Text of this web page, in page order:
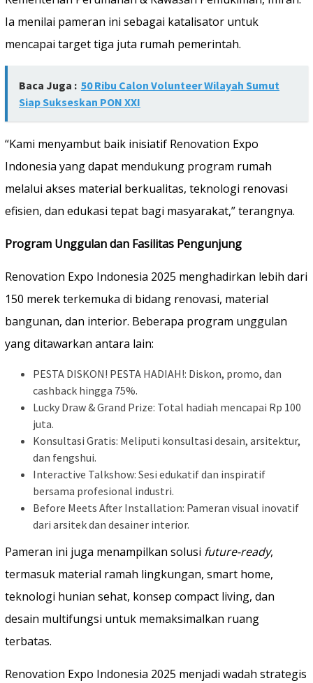
Ia menilai pameran ini sebagai katalisator untuk
mencapai target tiga juta rumah pemerintah.
Baca Juga : 50 Ribu Calon Volunteer Wilayah Sumut
Siap Sukseskan PON XXI
“Kami menyambut baik inisiatif Renovation Expo
Indonesia yang dapat mendukung program rumah
melalui akses material berkualitas, teknologi renovasi
efisien, dan edukasi tepat bagi masyarakat,” terangnya.
Program Unggulan dan Fasilitas Pengunjung
Renovation Expo Indonesia 2025 menghadirkan lebih dari
150 merek terkemuka di bidang renovasi, material
bangunan, dan interior. Beberapa program unggulan
yang ditawarkan antara lain:
PESTA DISKON! PESTA HADIAH!: Diskon, promo, dan
cashback hingga 75%.
Lucky Draw & Grand Prize: Total hadiah mencapai Rp 100
juta.
Konsultasi Gratis: Meliputi konsultasi desain, arsitektur,
dan fengshui.
Interactive Talkshow: Sesi edukatif dan inspiratif
bersama profesional industri.
Before Meets After Installation: Pameran visual inovatif
dari arsitek dan desainer interior.
Pameran ini juga menampilkan solusi future-ready,
termasuk material ramah lingkungan, smart home,
teknologi hunian sehat, konsep compact living, dan
desain multifungsi untuk memaksimalkan ruang
terbatas.
Renovation Expo Indonesia 2025 menjadi wadah strategis